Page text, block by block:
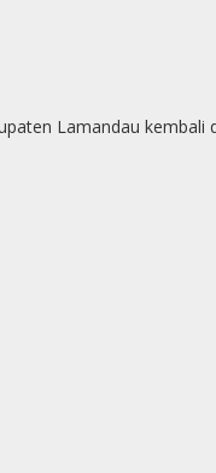
Lamandau kembali